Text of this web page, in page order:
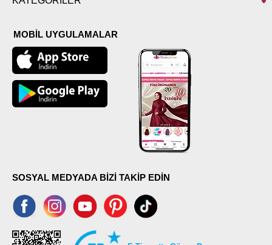
MOBİL UYGULAMALAR
SOSYAL MEDYADA BİZİ TAKİP EDİN